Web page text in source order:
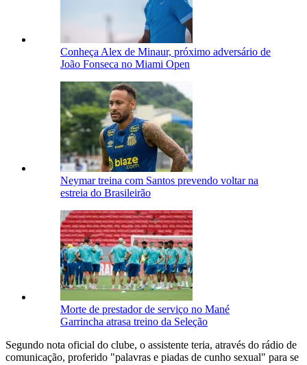
Conheça Alex de Minaur, próximo adversário de
João Fonseca no Miami Open
Neymar treina com Santos prevendo voltar na
estreia do Brasileirão
Morte de prestador de serviço no Mané
Garrincha atrasa treino da Seleção
Segundo nota oficial do clube, o assistente teria, através do rádio de
comunicação, proferido "palavras e piadas de cunho sexual" para se